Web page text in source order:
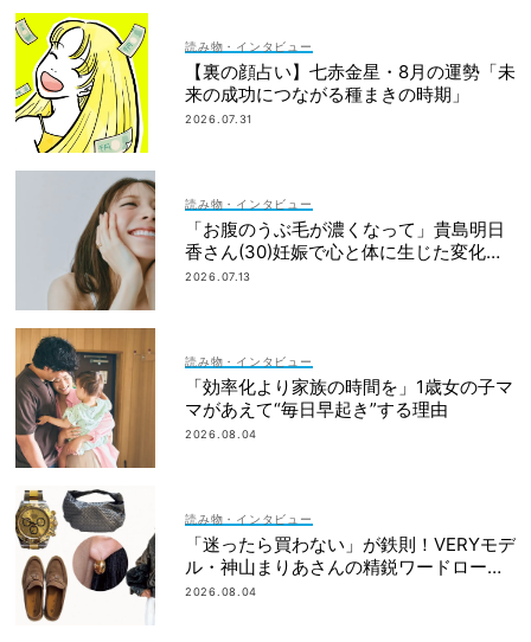
読み物・インタビュー
【裏の顔占い】七赤金星・8月の運勢「未
来の成功につながる種まきの時期」
2026.07.31
読み物・インタビュー
「お腹のうぶ毛が濃くなって」貴島明日
香さん(30)妊娠で心と体に生じた変化も
「愛しいです」
2026.07.13
読み物・インタビュー
「効率化より家族の時間を」1歳女の子マ
マがあえて“毎日早起き”する理由
2026.08.04
読み物・インタビュー
「迷ったら買わない」が鉄則！VERYモデ
ル・神山まりあさんの精鋭ワードローブ1
2選
2026.08.04